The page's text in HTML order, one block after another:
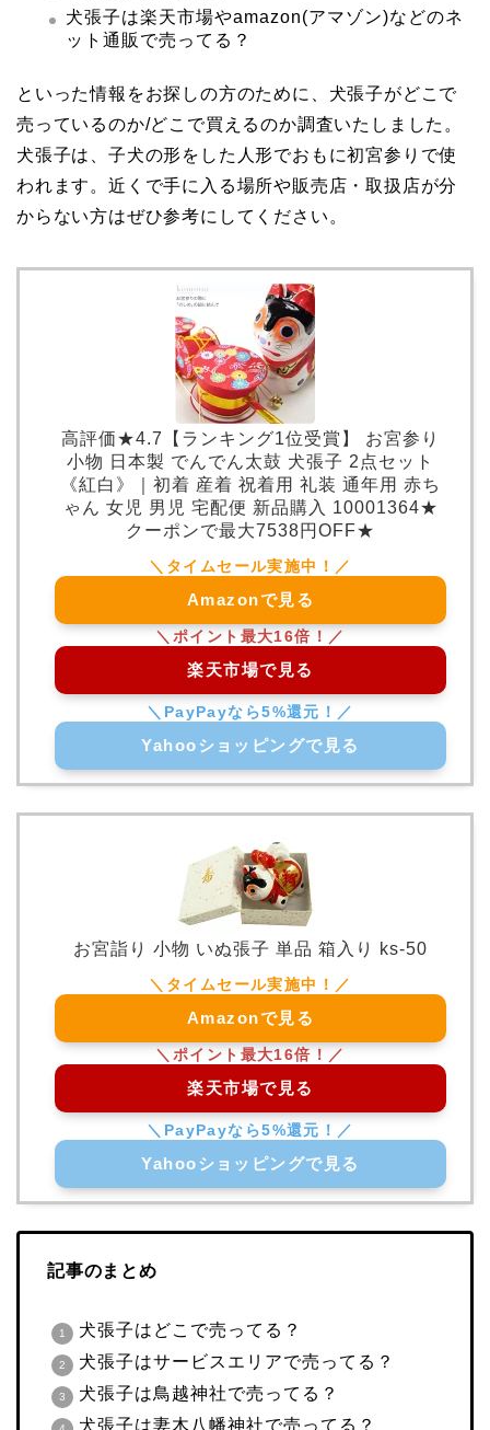
犬張子は楽天市場やamazon(アマゾン)などのネ
ット通販で売ってる？
といった情報をお探しの方のために、犬張子がどこで
売っているのか/どこで買えるのか調査いたしました。
犬張子は、子犬の形をした人形でおもに初宮参りで使
われます。近くで手に入る場所や販売店・取扱店が分
からない方はぜひ参考にしてください。
高評価★4.7【ランキング1位受賞】 お宮参り
小物 日本製 でんでん太鼓 犬張子 2点セット
《紅白》｜初着 産着 祝着用 礼装 通年用 赤ち
ゃん 女児 男児 宅配便 新品購入 10001364★
クーポンで最大7538円OFF★
Amazonで見る
楽天市場で見る
Yahooショッピングで見る
お宮詣り 小物 いぬ張子 単品 箱入り ks-50
Amazonで見る
楽天市場で見る
Yahooショッピングで見る
記事のまとめ
犬張子はどこで売ってる？
犬張子はサービスエリアで売ってる？
犬張子は鳥越神社で売ってる？
犬張子は妻木八幡神社で売ってる？